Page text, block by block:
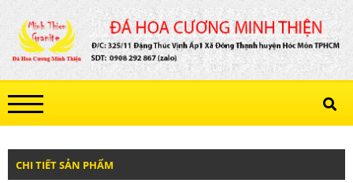
CHI TIẾT SẢN PHẨM